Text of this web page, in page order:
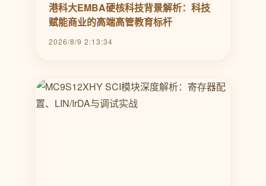
港科大EMBA硬核科技背景解析：科技
赋能商业的高端高管教育标杆
2026/8/9 2:13:34